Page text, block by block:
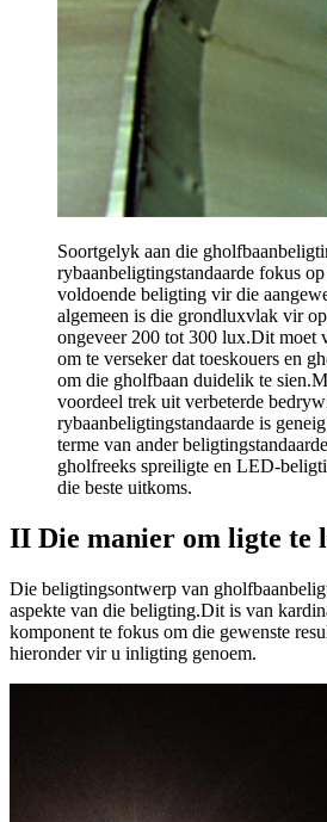
Soortgelyk aan die
rybaanbeligtingstandaarde fokus
voldoende beligting vir die
algemeen is die grondluxvlak vir
ongeveer 200 tot 300 lux.Dit moet
om te verseker dat toeskouers en
om die gholfbaan duidelik te
voordeel trek uit verbeterde
rybaanbeligtingstandaarde is
terme van ander
gholfreeks spreiligte en LED-
die beste uitkoms.
II Die manier om ligte te
Die beligtingsontwerp van
aspekte van die beligting.Dit is van
komponent te fokus om die gewenste
hieronder vir u inligting genoem.